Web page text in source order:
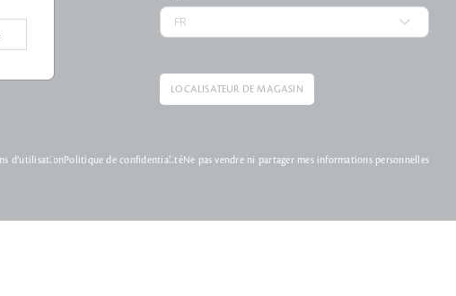
LOCALISATEUR DE MAGASIN
d’utilisationPolitique de confidentialitéNe pas vendre ni partager mes informations personnelles